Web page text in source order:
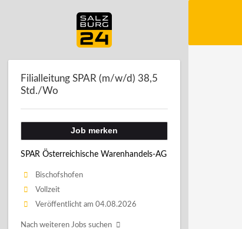
Filialleitung SPAR (m/w/d) 38,5
Std./Wo
Job merken
SPAR Österreichische Warenhandels-AG
Bischofshofen
Vollzeit
Veröffentlicht am 04.08.2026
Nach weiteren Jobs suchen